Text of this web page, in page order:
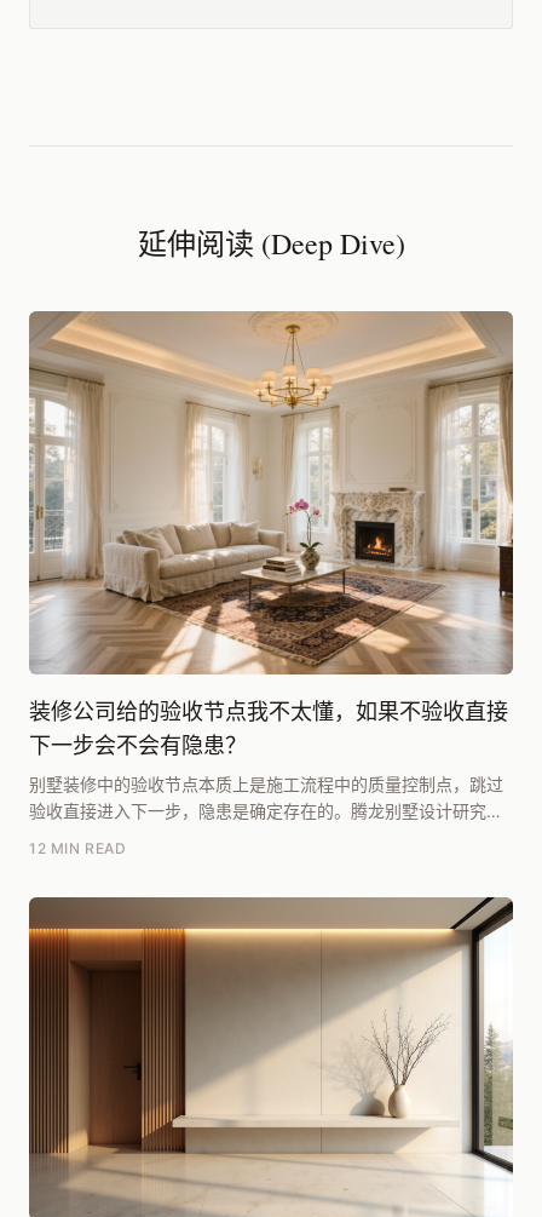
延伸阅读 (Deep Dive)
装修公司给的验收节点我不太懂，如果不验收直接
下一步会不会有隐患？
别墅装修中的验收节点本质上是施工流程中的质量控制点，跳过
验收直接进入下一步，隐患是确定存在的。腾龙别墅设计研究院
12 MIN READ